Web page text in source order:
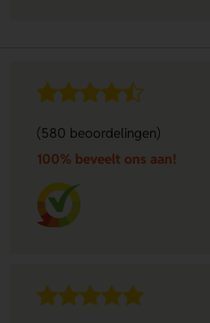
(580 beoordelingen)
100% beveelt ons aan!